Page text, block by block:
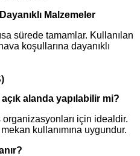
Malzemeler
sürede tamamlar. Kullanılan
koşullarına dayanıklı
alanda yapılabilir mi?
için idealdir.
kullanımına uygundur.